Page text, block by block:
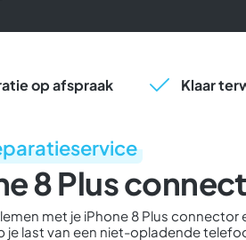
op afspraak Klaar
8 Plus
met je iPhone 8 Plus
je last van een niet-opladende